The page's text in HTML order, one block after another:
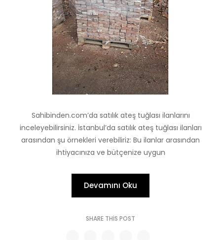
Sahibinden.com’da satılık ateş tuğlası ilanlarını
inceleyebilirsiniz. İstanbul’da satılık ateş tuğlası ilanları
arasından şu örnekleri verebiliriz: Bu ilanlar arasından
ihtiyacınıza ve bütçenize uygun
Devamını Oku
SHARE THIS POST